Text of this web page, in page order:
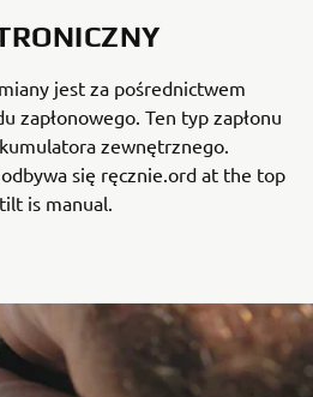
jest za pośrednictwem
zapłonowego. Ten typ zapłonu
zewnętrznego.
się ręcznie.ord at the top
is manual.